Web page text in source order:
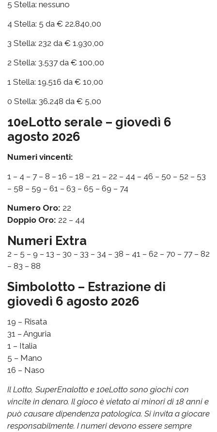
5 Stella: nessuno
4 Stella: 5 da € 22.840,00
3 Stella: 232 da € 1.930,00
2 Stella: 3.537 da € 100,00
1 Stella: 19.516 da € 10,00
0 Stella: 36.248 da € 5,00
10eLotto serale – giovedì 6
agosto 2026
Numeri vincenti:
1 – 4 – 7 – 8 – 16 – 18 – 21 – 22 – 44 – 46 – 50 – 52 – 53
– 58 – 59 – 61 – 63 – 65 – 69 – 74
Numero Oro: 22
Doppio Oro: 22 – 44
Numeri Extra
2 – 5 – 9 – 13 – 30 – 33 – 34 – 38 – 41 – 62 – 70 – 77 – 82
– 83 – 88
Simbolotto – Estrazione di
giovedì 6 agosto 2026
19 – Risata
31 – Anguria
1 – Italia
5 – Mano
16 – Naso
Il Lotto, SuperEnalotto e 10eLotto sono giochi con
vincite in denaro. Il gioco è vietato ai minori di 18 anni e
può causare dipendenza patologica. Si invita a giocare
responsabilmente. I numeri devono essere sempre